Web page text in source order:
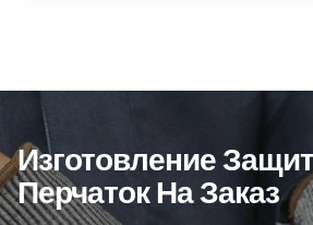
Изготовление
Перчаток На Заказ